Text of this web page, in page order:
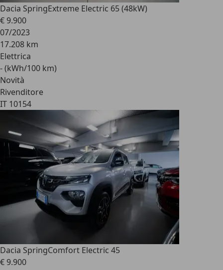
Dacia SpringExtreme Electric 65 (48kW)
€ 9.900
07/2023
17.208 km
Elettrica
- (kWh/100 km)
Novità
Rivenditore
IT 10154
Dacia SpringComfort Electric 45
€ 9.900